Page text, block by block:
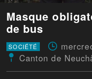
Masque
de bus
SOCIÉTÉ
Canton de